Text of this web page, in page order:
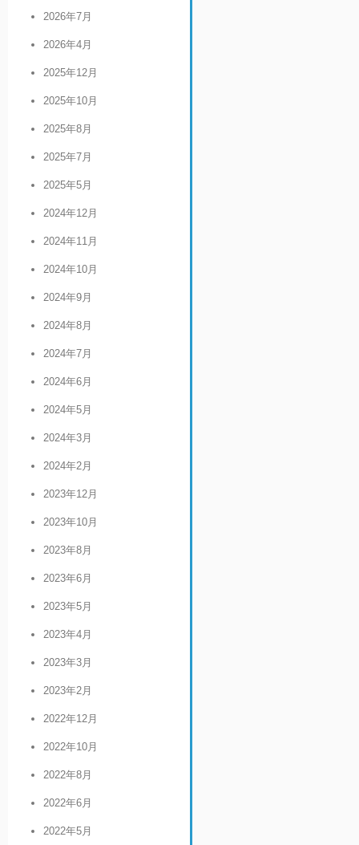
2026年7月
2026年4月
2025年12月
2025年10月
2025年8月
2025年7月
2025年5月
2024年12月
2024年11月
2024年10月
2024年9月
2024年8月
2024年7月
2024年6月
2024年5月
2024年3月
2024年2月
2023年12月
2023年10月
2023年8月
2023年6月
2023年5月
2023年4月
2023年3月
2023年2月
2022年12月
2022年10月
2022年8月
2022年6月
2022年5月